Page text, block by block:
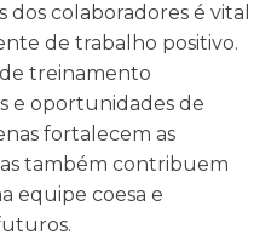
dos colaboradores é vital
de trabalho positivo.
treinamento
e oportunidades de
fortalecem as
também contribuem
equipe coesa e